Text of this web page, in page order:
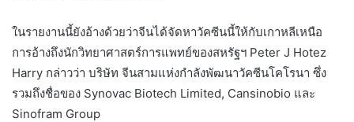
ในรายงานนี้ยังอ้างด้วยว่าจีนได้จัดหาวัคซีนนี้ให้กับเกาหลีเหนือ
การอ้างถึงนักวิทยาศาสตร์การแพทย์ของสหรัฐฯ Peter J Hotez
Harry กล่าวว่า บริษัท จีนสามแห่งกำลังพัฒนาวัคซีนโคโรนา ซึ่ง
รวมถึงชื่อของ Synovac Biotech Limited, Cansinobio และ
Sinofram Group